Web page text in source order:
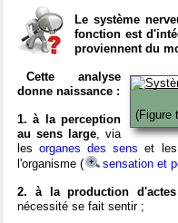
Le système
fonction est
proviennent du
(Figure
Cette analyse
donne naissance :
1. à la perception
au sens large, via
lesorganes des sens et les
l'organisme (
sensation et
2. à la production d'actes
nécessité se fait sentir ;